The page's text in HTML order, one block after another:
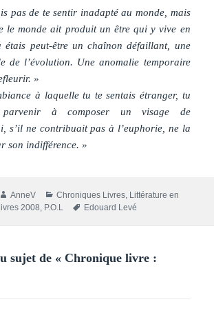
pas de te sentir inadapté au monde, mais
le monde ait produit un être qui y vive en
peut-être un chaînon défaillant, une
de l’évolution. Une anomalie temporaire
»
à laquelle tu te sentais étranger, tu
parvenir à composer un visage de
s’il ne contribuait pas à l’euphorie, ne la
son indifférence. »
Auteur
AnneV Catégories
Chroniques Livres, Littérature en
2008, P.O.L
Mots-
Edouard Levé
sujet de « Chronique livre :